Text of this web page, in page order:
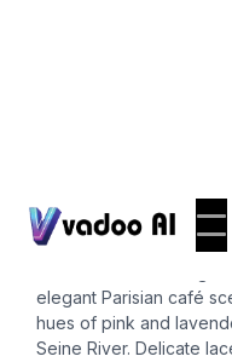
coquette
Create an enchanting
elegant Parisian café
hues of pink and
Seine River. Delicate